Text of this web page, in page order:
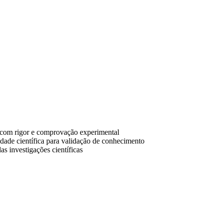
rigor e comprovação experimental
científica para validação de conhecimento
investigações científicas